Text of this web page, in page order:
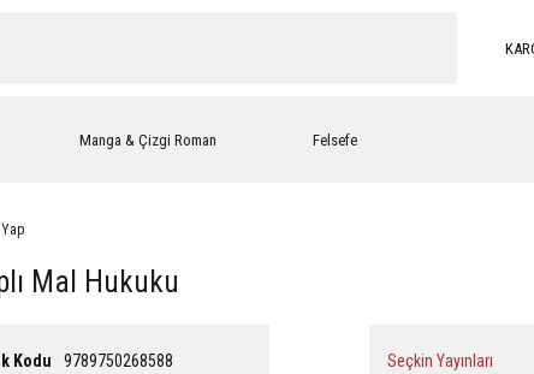
Manga & Çizgi Roman Felsefe
Mal Hukuku
Kodu 9789750268588 Seçkin Yayınları